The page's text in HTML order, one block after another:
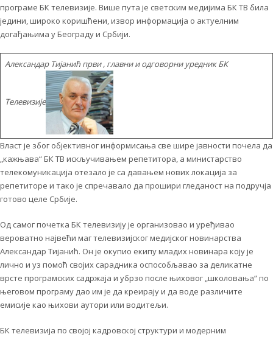
програме БК телевизије. Више пута је светским медијима БК ТВ била
једини, широко коришћени, извор информација о актуелним
догађањима у Београду и Србији.
Александар Тијанић први , главни и одговорни уредник БК
Телевизије
Власт је због објективног информисања све шире јавности почела да
„кажњава“ БК ТВ искључивањем репетитора, а министарство
телекомуникација отезало је са давањем нових локација за
репетиторе и тако је спречавало да прошири гледаност на подручја
готово целе Србије.
Од самог почетка БК телевизију је организовао и уређивао
вероватно највећи маг телевизијског медијског новинарства
Александар Тијанић. Он је окупио екипу младих новинара коју је
лично и уз помоћ својих сарадника оспособљавао за деликатне
врсте програмских садржаја и убрзо после њиховог „школовања“ по
његовом програму дао им је да креирају и да воде различите
емисије као њихови аутори или водитељи.
БК телевизија по својој кадровској структури и модерним